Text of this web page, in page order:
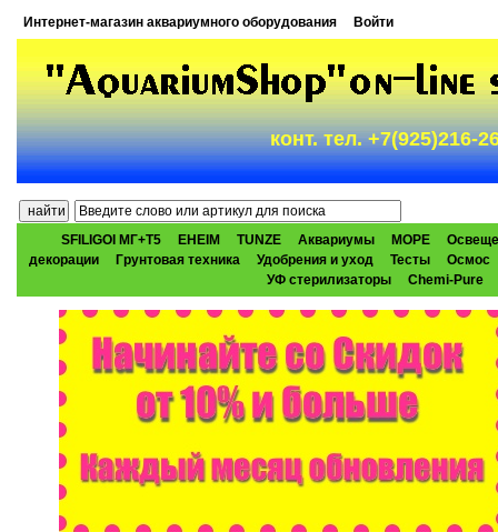
Интернет-магазин аквариумного оборудования Войти
конт. тел. +7(925)216-
SFILIGOI МГ+Т5 EHEIM TUNZE Аквариумы МОРЕ
декорации
Грунтовая техника Удобрения и уход Тесты
Осмос
УФ стерилизаторы
Chemi-Pure